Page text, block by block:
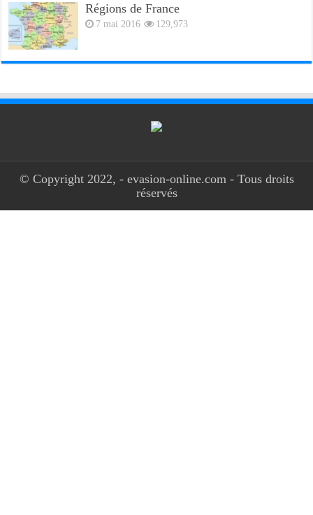
Régions de France
7 mai 2016 129,973
© Copyright 2022, - evasion-online.com - Tous droits
réservés